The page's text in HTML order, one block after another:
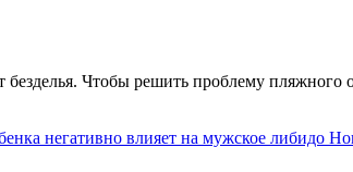
Чтобы решить проблему
негативно влияет на мужское либидо